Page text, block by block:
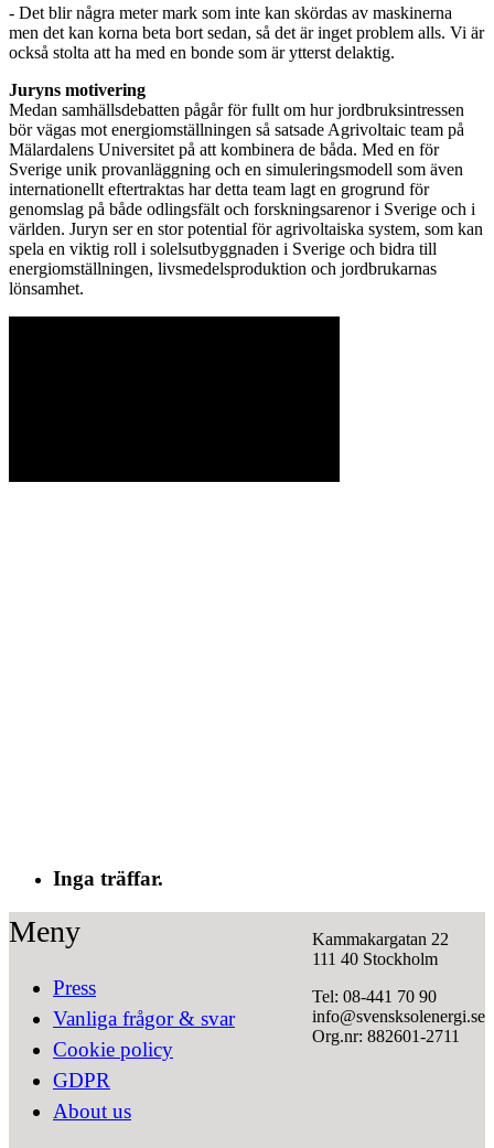
- Det blir några meter mark som inte kan skördas av maskinerna
men det kan korna beta bort sedan, så det är inget problem alls. Vi är
också stolta att ha med en bonde som är ytterst delaktig.
Juryns motivering
Medan samhällsdebatten pågår för fullt om hur jordbruksintressen
bör vägas mot energiomställningen så satsade Agrivoltaic team på
Mälardalens Universitet på att kombinera de båda. Med en för
Sverige unik provanläggning och en simuleringsmodell som även
internationellt eftertraktas har detta team lagt en grogrund för
genomslag på både odlingsfält och forskningsarenor i Sverige och i
världen. Juryn ser en stor potential för agrivoltaiska system, som kan
spela en viktig roll i solelsutbyggnaden i Sverige och bidra till
energiomställningen, livsmedelsproduktion och jordbrukarnas
lönsamhet.
Inga träffar.
Meny
Press
Vanliga frågor & svar
Cookie policy
GDPR
About us
Kammakargatan 22
111 40 Stockholm
Tel: 08-441 70 90
info@svensksolenergi.se
Org.nr: 882601-2711